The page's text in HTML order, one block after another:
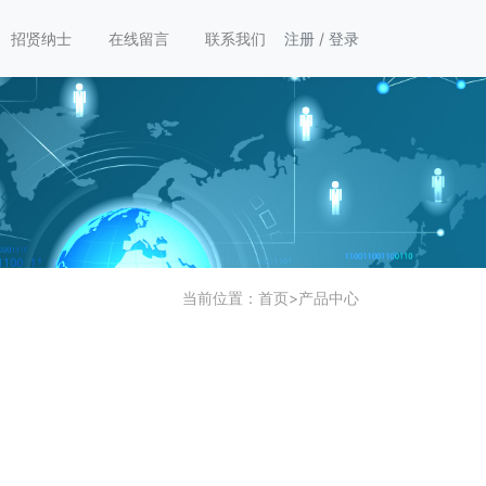
招贤纳士 在线留言 联系我们 注册 / 登录
当前位置： 首页>产品中心